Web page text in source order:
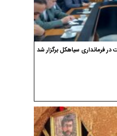
فرمانداری سیاهکل برگزار شد